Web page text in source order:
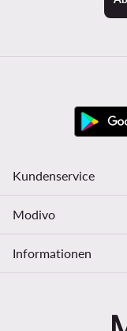
Kundenservice
Modivo
Informationen